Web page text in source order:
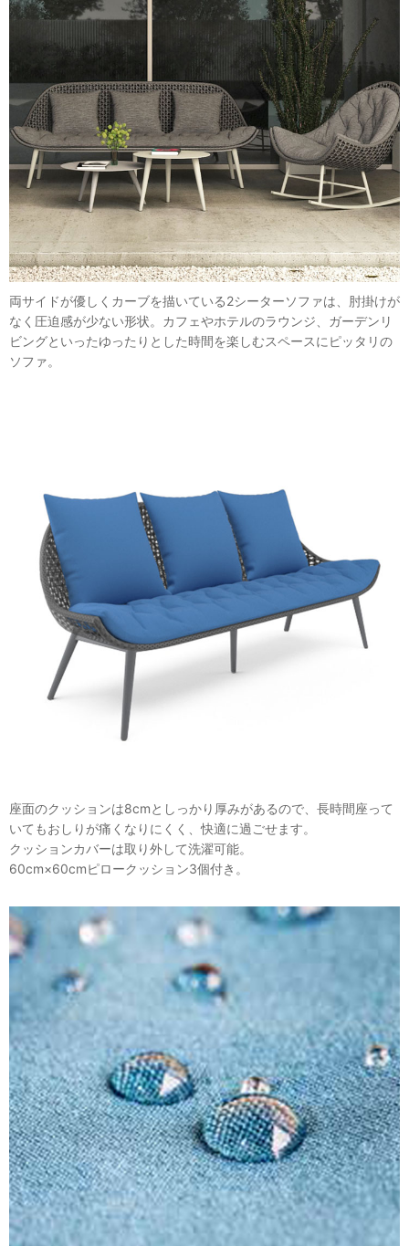
両サイドが優しくカーブを描いている2シーターソファは、肘掛けが
なく圧迫感が少ない形状。カフェやホテルのラウンジ、ガーデンリ
ビングといったゆったりとした時間を楽しむスペースにピッタリの
ソファ。
座面のクッションは8cmとしっかり厚みがあるので、長時間座って
いてもおしりが痛くなりにくく、快適に過ごせます。
クッションカバーは取り外して洗濯可能。
60cm×60cmピロークッション3個付き。